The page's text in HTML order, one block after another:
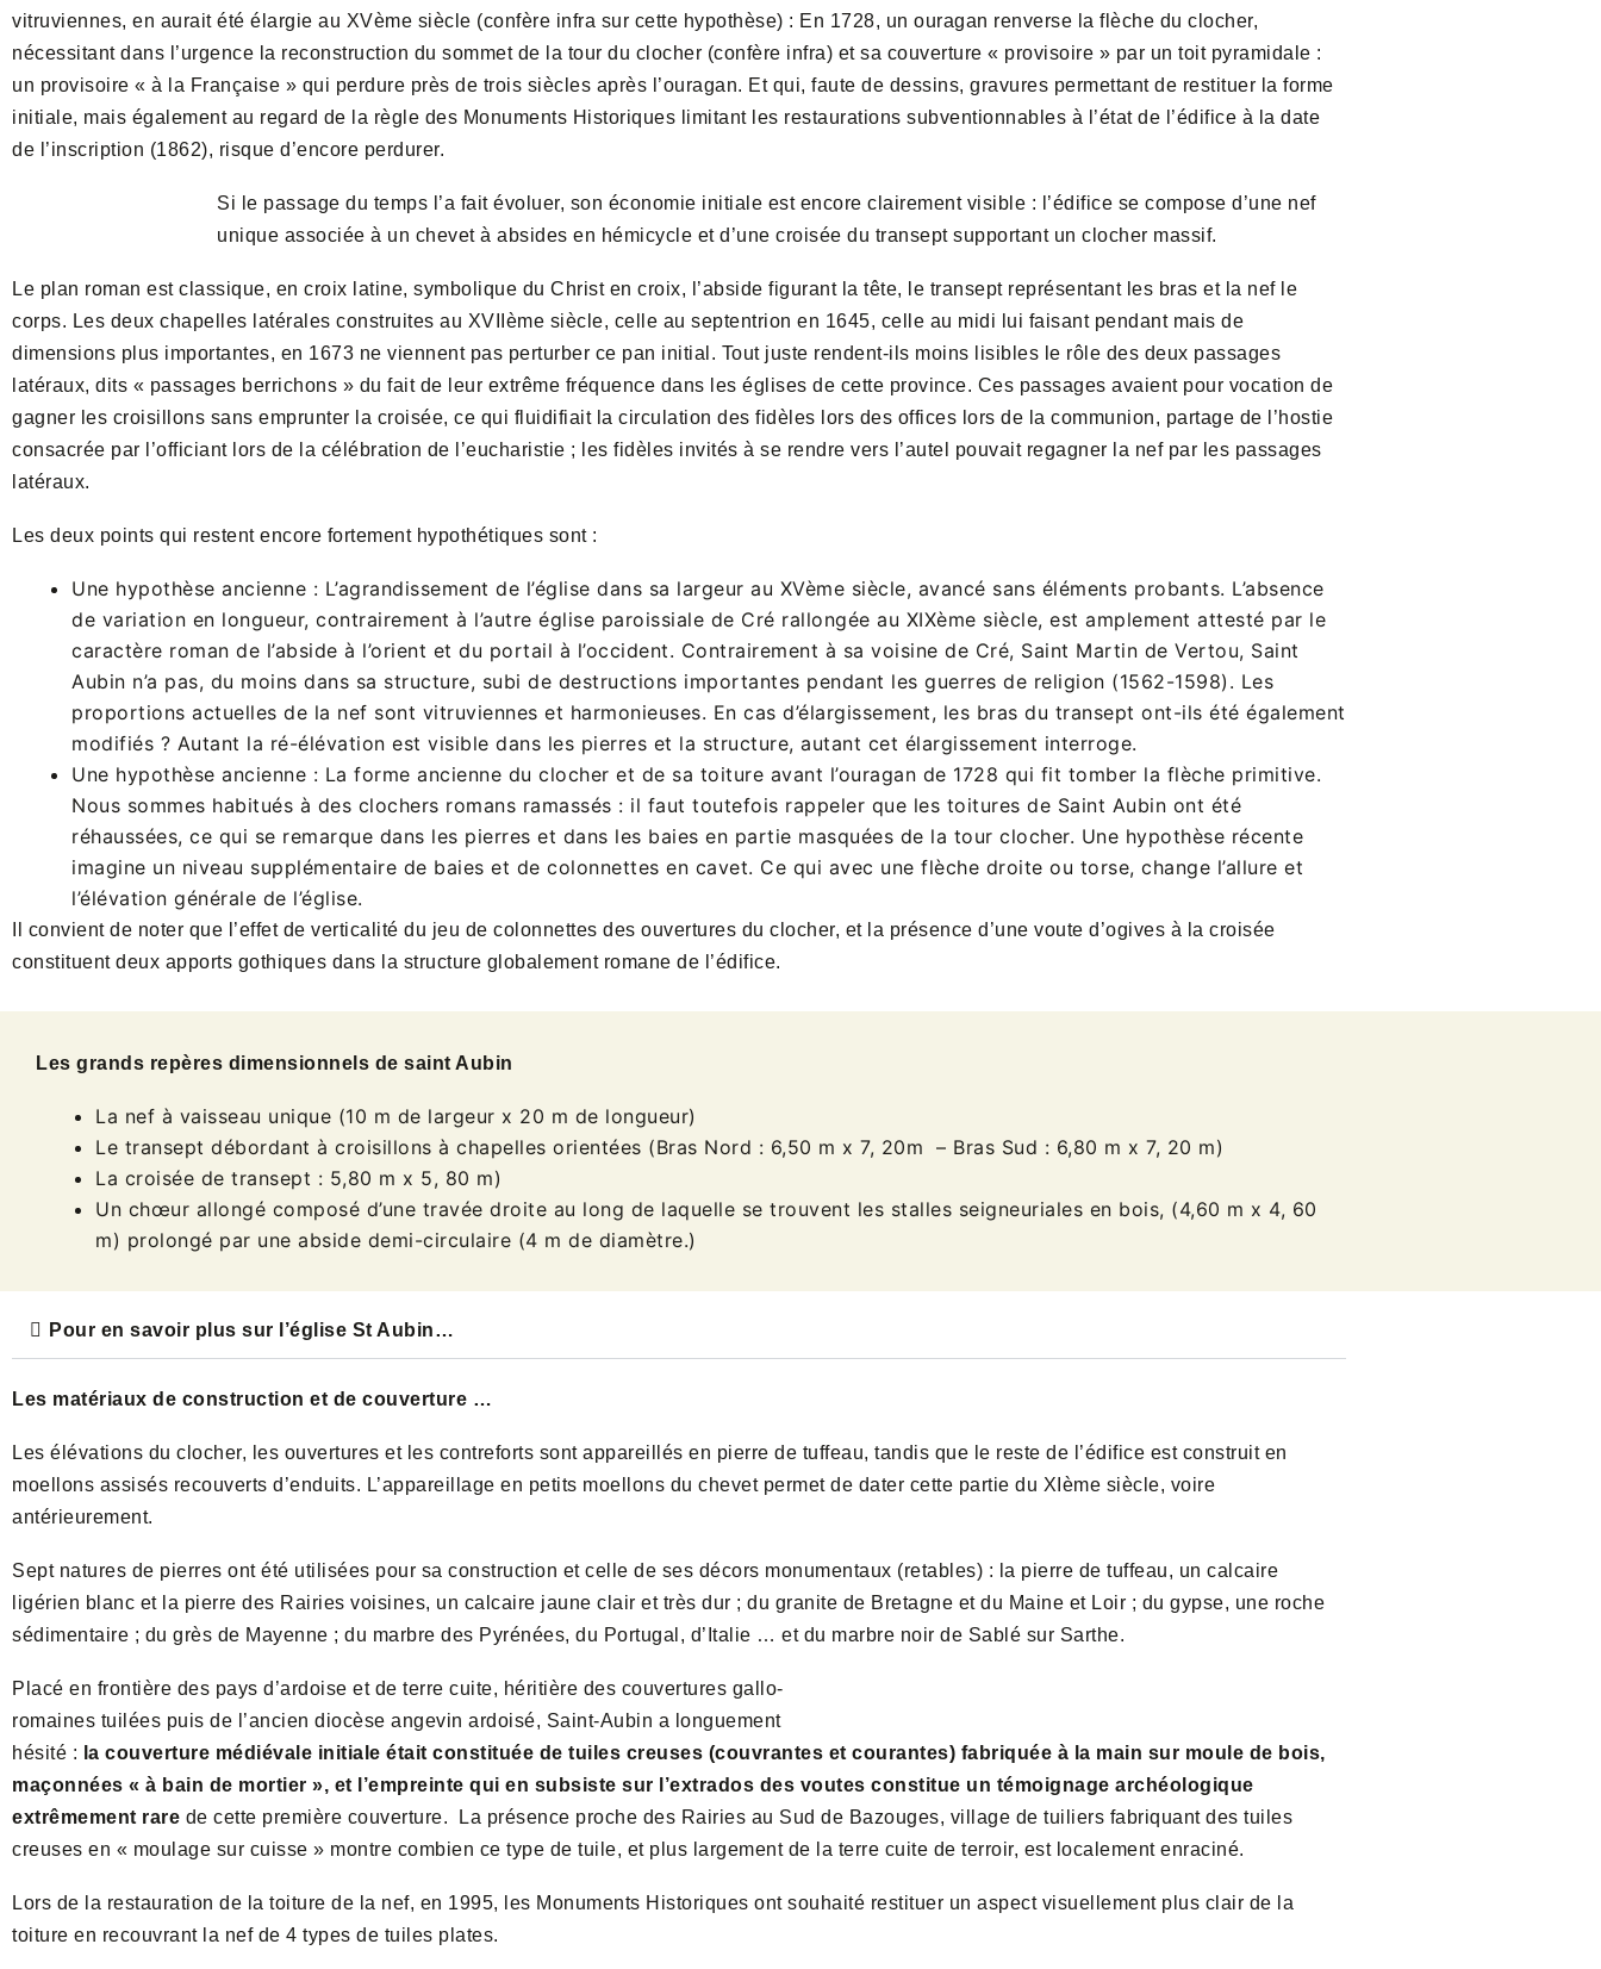
vitruviennes, en aurait été élargie au XVème siècle (confère infra sur cette hypothèse) : En 1728, un ouragan renverse la flèche du clocher,
nécessitant dans l’urgence la reconstruction du sommet de la tour du clocher (confère infra) et sa couverture « provisoire » par un toit pyramidale :
un provisoire « à la Française » qui perdure près de trois siècles après l’ouragan. Et qui, faute de dessins, gravures permettant de restituer la forme
initiale, mais également au regard de la règle des Monuments Historiques limitant les restaurations subventionnables à l’état de l’édifice à la date
de l’inscription (1862), risque d’encore perdurer.
Si le passage du temps l’a fait évoluer, son économie initiale est encore clairement visible : l’édifice se compose d’une nef
unique associée à un chevet à absides en hémicycle et d’une croisée du transept supportant un clocher massif.
Le plan roman est classique, en croix latine, symbolique du Christ en croix, l’abside figurant la tête, le transept représentant les bras et la nef le
corps. Les deux chapelles latérales construites au XVIIème siècle, celle au septentrion en 1645, celle au midi lui faisant pendant mais de
dimensions plus importantes, en 1673 ne viennent pas perturber ce pan initial. Tout juste rendent-ils moins lisibles le rôle des deux passages
latéraux, dits « passages berrichons » du fait de leur extrême fréquence dans les églises de cette province. Ces passages avaient pour vocation de
gagner les croisillons sans emprunter la croisée, ce qui fluidifiait la circulation des fidèles lors des offices lors de la communion, partage de l’hostie
consacrée par l’officiant lors de la célébration de l’eucharistie ; les fidèles invités à se rendre vers l’autel pouvait regagner la nef par les passages
latéraux.
Les deux points qui restent encore fortement hypothétiques sont :
Une hypothèse ancienne : L’agrandissement de l’église dans sa largeur au XVème siècle, avancé sans éléments probants. L’absence
de variation en longueur, contrairement à l’autre église paroissiale de Cré rallongée au XIXème siècle, est amplement attesté par le
caractère roman de l’abside à l’orient et du portail à l’occident. Contrairement à sa voisine de Cré, Saint Martin de Vertou, Saint
Aubin n’a pas, du moins dans sa structure, subi de destructions importantes pendant les guerres de religion (1562-1598). Les
proportions actuelles de la nef sont vitruviennes et harmonieuses. En cas d’élargissement, les bras du transept ont-ils été également
modifiés ? Autant la ré-élévation est visible dans les pierres et la structure, autant cet élargissement interroge.
Une hypothèse ancienne : La forme ancienne du clocher et de sa toiture avant l’ouragan de 1728 qui fit tomber la flèche primitive.
Nous sommes habitués à des clochers romans ramassés : il faut toutefois rappeler que les toitures de Saint Aubin ont été
réhaussées, ce qui se remarque dans les pierres et dans les baies en partie masquées de la tour clocher. Une hypothèse récente
imagine un niveau supplémentaire de baies et de colonnettes en cavet. Ce qui avec une flèche droite ou torse, change l’allure et
l’élévation générale de l’église.
Il convient de noter que l’effet de verticalité du jeu de colonnettes des ouvertures du clocher, et la présence d’une voute d’ogives à la croisée
constituent deux apports gothiques dans la structure globalement romane de l’édifice.
Les grands repères dimensionnels de saint Aubin
La nef à vaisseau unique (10 m de largeur x 20 m de longueur)
Le transept débordant à croisillons à chapelles orientées (Bras Nord : 6,50 m x 7, 20m – Bras Sud : 6,80 m x 7, 20 m)
La croisée de transept : 5,80 m x 5, 80 m)
Un chœur allongé composé d’une travée droite au long de laquelle se trouvent les stalles seigneuriales en bois, (4,60 m x 4, 60
m) prolongé par une abside demi-circulaire (4 m de diamètre.)
Pour en savoir plus sur l’église St Aubin…
Les matériaux de construction et de couverture …
Les élévations du clocher, les ouvertures et les contreforts sont appareillés en pierre de tuffeau, tandis que le reste de l’édifice est construit en
moellons assisés recouverts d’enduits. L’appareillage en petits moellons du chevet permet de dater cette partie du XIème siècle, voire
antérieurement.
Sept natures de pierres ont été utilisées pour sa construction et celle de ses décors monumentaux (retables) : la pierre de tuffeau, un calcaire
ligérien blanc et la pierre des Rairies voisines, un calcaire jaune clair et très dur ; du granite de Bretagne et du Maine et Loir ; du gypse, une roche
sédimentaire ; du grès de Mayenne ; du marbre des Pyrénées, du Portugal, d’Italie … et du marbre noir de Sablé sur Sarthe.
Placé en frontière des pays d’ardoise et de terre cuite, héritière des couvertures gallo-
romaines tuilées puis de l’ancien diocèse angevin ardoisé, Saint-Aubin a longuement
hésité : la couverture médiévale initiale était constituée de tuiles creuses (couvrantes et courantes) fabriquée à la main sur moule de bois,
maçonnées « à bain de mortier », et l’empreinte qui en subsiste sur l’extrados des voutes constitue un témoignage archéologique
extrêmement rare de cette première couverture. La présence proche des Rairies au Sud de Bazouges, village de tuiliers fabriquant des tuiles
creuses en « moulage sur cuisse » montre combien ce type de tuile, et plus largement de la terre cuite de terroir, est localement enraciné.
Lors de la restauration de la toiture de la nef, en 1995, les Monuments Historiques ont souhaité restituer un aspect visuellement plus clair de la
toiture en recouvrant la nef de 4 types de tuiles plates.